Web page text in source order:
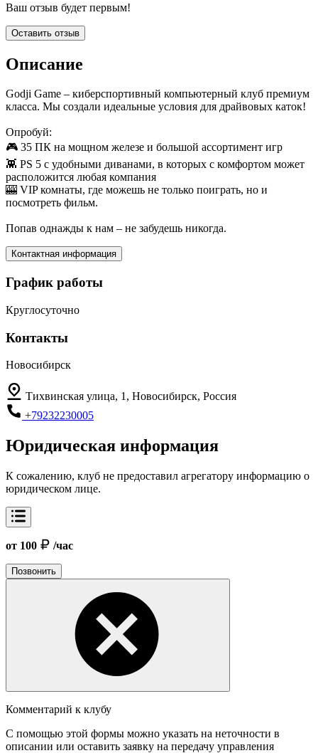
Ваш отзыв будет первым!
Оставить отзыв
Описание
Godji Game – киберспортивный компьютерный клуб премиум
класса. Мы создали идеальные условия для драйвовых каток!
Опробуй:
🎮 35 ПК на мощном железе и большой ассортимент игр
👾 PS 5 с удобными диванами, в которых с комфортом может
расположится любая компания
🎰 VIP комнаты, где можешь не только поиграть, но и
посмотреть фильм.
Попав однажды к нам – не забудешь никогда.
Контактная информация
График работы
Круглосуточно
Контакты
Новосибирск
Тихвинская улица, 1, Новосибирск, Россия
+79232230005
Юридическая информация
К сожалению, клуб не предоставил агрегатору информацию о
юридическом лице.
от 100 /час
Позвонить
Комментарий к клубу
С помощью этой формы можно указать на неточности в
описании или оставить заявку на передачу управления